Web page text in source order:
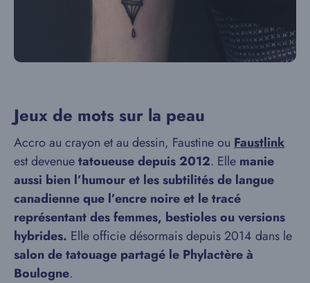
Jeux de mots sur la peau
Accro au crayon et au dessin, Faustine ou Faustlink
est devenuetatoueuse depuis 2012. Elle manie
aussi bien l’humour et les subtilités de langue
canadienne que l’encre noire et le tracé
représentant des femmes, bestioles ou versions
hybrides. Elle officie désormais depuis 2014 dans le
salon de tatouage partagé le Phylactère à
Boulogne.